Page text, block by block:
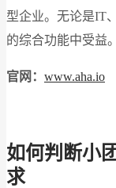
型企业。无论是IT
的综合功能中受益。
官网： www.aha.io
如何判断小
求